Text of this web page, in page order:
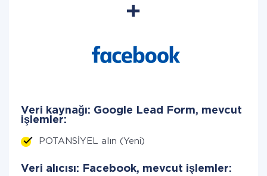
Veri kaynağı: Google Lead Form, mevcut
işlemler:
POTANSİYEL alın (Yeni)
Veri alıcısı: Facebook, mevcut işlemler: